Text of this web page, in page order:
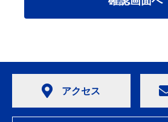
アクセス